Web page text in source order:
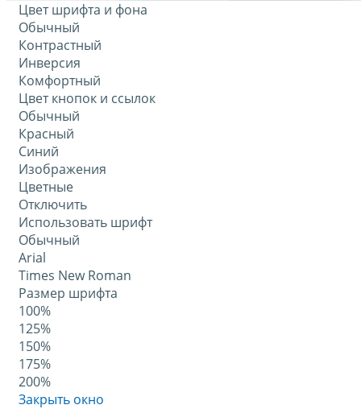
Цвет шрифта и фона
Обычный
Контрастный
Инверсия
Комфортный
Цвет кнопок и ссылок
Обычный
Красный
Синий
Изображения
Цветные
Отключить
Использовать шрифт
Обычный
Arial
Times New Roman
Размер шрифта
100%
125%
150%
175%
200%
Закрыть окно